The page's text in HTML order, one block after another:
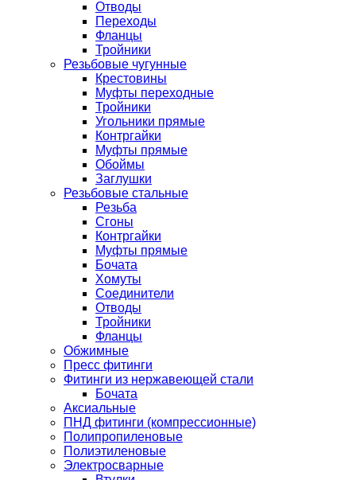
Отводы
Переходы
Фланцы
Тройники
Резьбовые чугунные
Крестовины
Муфты переходные
Тройники
Угольники прямые
Контргайки
Муфты прямые
Обоймы
Заглушки
Резьбовые стальные
Резьба
Сгоны
Контргайки
Муфты прямые
Бочата
Хомуты
Соединители
Отводы
Тройники
Фланцы
Обжимные
Пресс фитинги
Фитинги из нержавеющей стали
Бочата
Аксиальные
ПНД фитинги (компрессионные)
Полипропиленовые
Полиэтиленовые
Электросварные